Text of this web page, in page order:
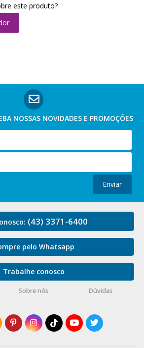
este produto?
NOSSAS NOVIDADES E PROMOÇÕES
Enviar
(43) 3371-6400
pelo Whatsapp
Trabalhe conosco
Sobre nós Dúvidas